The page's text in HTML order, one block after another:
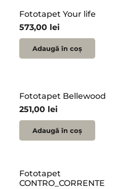
Fototapet Your life
573,00 lei
Adaugă în coș
Fototapet Bellewood
251,00 lei
Adaugă în coș
Fototapet
CONTRO_CORRENTE